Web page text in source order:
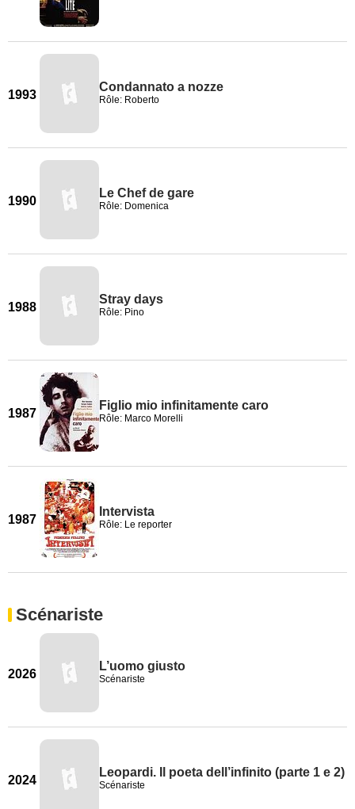
1993
Condannato a nozze
Rôle: Roberto
1990
Le Chef de gare
Rôle: Domenica
1988
Stray days
Rôle: Pino
1987
Figlio mio infinitamente caro
Rôle: Marco Morelli
1987
Intervista
Rôle: Le reporter
Scénariste
2026
L’uomo giusto
Scénariste
2024
Leopardi. Il poeta dell’infinito (parte 1 e 2)
Scénariste